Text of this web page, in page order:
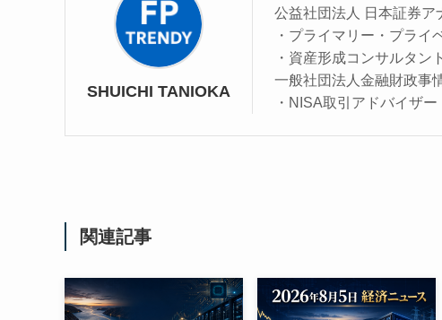
SHUICHI TANIOKA
公益社団法人 日本証券ア
・プライマリー・プライ
・資産形成コンサルタント
一般社団法人金融財政事
・NISA取引アドバイザー
関連記事